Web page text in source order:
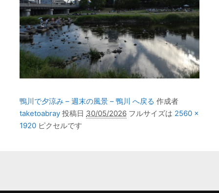
鴨川で夕涼み – 週末の風景 – 鴨川 へ戻る 作成者
taketoabray 投稿日 30/05/2026 フルサイズは 2560 ×
1920 ピクセルです